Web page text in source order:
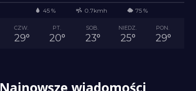
45 % 0.7kmh 75 %
CZW.
29°
PT.
20°
SOB.
23°
NIEDZ.
25°
PON.
29°